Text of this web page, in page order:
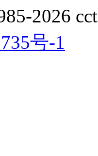
2026
号-1